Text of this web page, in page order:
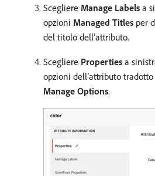
Scegliere Manage Labels a
opzioni Managed Titles per
del titolo dell’attributo.
Scegliere Properties a
opzioni dell’attributo
Manage Options.